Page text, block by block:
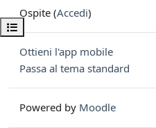
Apri indice del corso
Ospite (Accedi)
Ottieni l'app mobile
Passa al tema standard
Powered by Moodle